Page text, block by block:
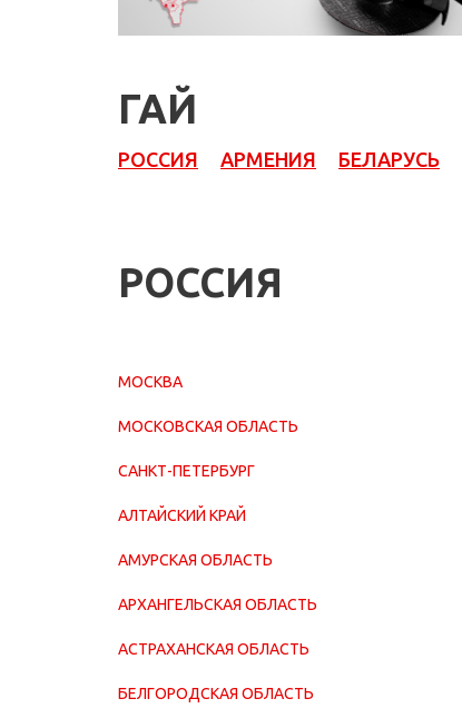
ГАЙ
РОССИЯ АРМЕНИЯ БЕЛАРУСЬ
РОССИЯ
МОСКВА
МОСКОВСКАЯ ОБЛАСТЬ
САНКТ-ПЕТЕРБУРГ
АЛТАЙСКИЙ КРАЙ
АМУРСКАЯ ОБЛАСТЬ
АРХАНГЕЛЬСКАЯ ОБЛАСТЬ
АСТРАХАНСКАЯ ОБЛАСТЬ
БЕЛГОРОДСКАЯ ОБЛАСТЬ